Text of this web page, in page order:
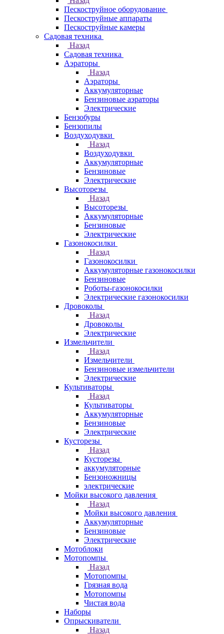
Пескоструйное оборудование
Пескоструйные аппараты
Пескоструйные камеры
Садовая техника
Назад
Садовая техника
Аэраторы
Назад
Аэраторы
Аккумуляторные
Бензиновые аэраторы
Электрические
Бензобуры
Бензопилы
Воздуходувки
Назад
Воздуходувки
Аккумуляторные
Бензиновые
Электрические
Высоторезы
Назад
Высоторезы
Аккумуляторные
Бензиновые
Электрические
Газонокосилки
Назад
Газонокосилки
Аккумуляторные газонокосилки
Бензиновые
Роботы-газонокосилки
Электрические газонокосилки
Дровоколы
Назад
Дровоколы
Электрические
Измельчители
Назад
Измельчители
Бензиновые измельчители
Электрические
Культиваторы
Назад
Культиваторы
Аккумуляторные
Бензиновые
Электрические
Кусторезы
Назад
Кусторезы
аккумуляторные
Бензоножницы
электрические
Мойки высокого давления
Назад
Мойки высокого давления
Аккумуляторные
Бензиновые
Электрические
Мотоблоки
Мотопомпы
Назад
Мотопомпы
Грязная вода
Мотопомпы
Чистая вода
Наборы
Опрыскиватели
Назад